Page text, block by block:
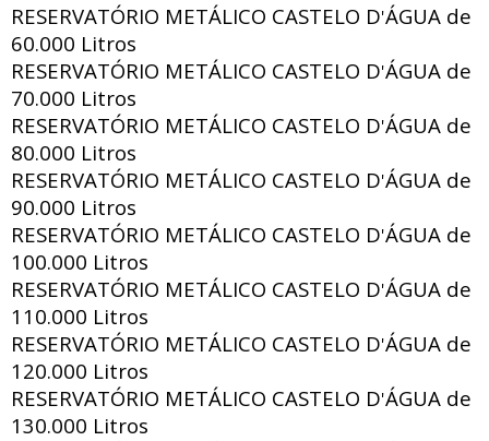
RESERVATÓRIO METÁLICO CASTELO D'ÁGUA de
60.000 Litros
RESERVATÓRIO METÁLICO CASTELO D'ÁGUA de
70.000 Litros
RESERVATÓRIO METÁLICO CASTELO D'ÁGUA de
80.000 Litros
RESERVATÓRIO METÁLICO CASTELO D'ÁGUA de
90.000 Litros
RESERVATÓRIO METÁLICO CASTELO D'ÁGUA de
100.000 Litros
RESERVATÓRIO METÁLICO CASTELO D'ÁGUA de
110.000 Litros
RESERVATÓRIO METÁLICO CASTELO D'ÁGUA de
120.000 Litros
RESERVATÓRIO METÁLICO CASTELO D'ÁGUA de
130.000 Litros